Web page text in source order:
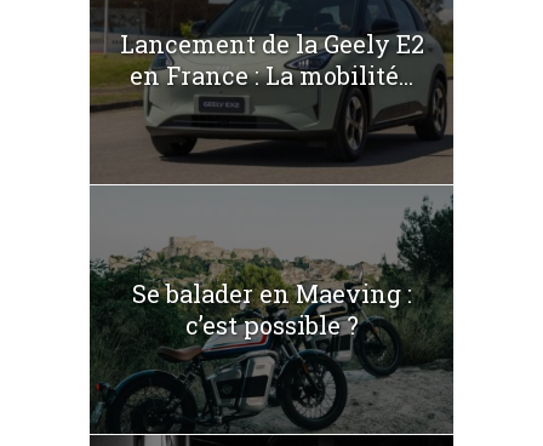
Lancement de la Geely E2
en France : La mobilité...
Se balader en Maeving :
c’est possible ?